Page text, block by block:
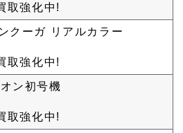
取強化中!
クーガ リアルカラー
取強化中!
ン初号機
取強化中!